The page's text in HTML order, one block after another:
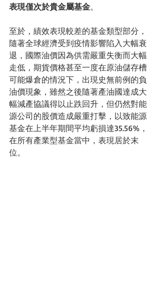
表現僅次於貴金屬基金。
至於，績效表現較差的基金類型部分，
隨著全球經濟受到疫情影響陷入大幅衰
退，國際油價因為供需嚴重失衡而大幅
走低，期貨價格甚至一度在原油儲存槽
可能爆倉的情況下，出現史無前例的負
油價現象，雖然之後隨著產油國達成大
幅減產協議得以止跌回升，但仍然對能
源公司的股價造成嚴重打擊，以致能源
基金在上半年期間平均虧損達35.56%，
在所有產業型基金當中，表現居於末
位。